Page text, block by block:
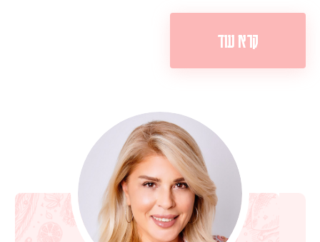
קרא עוד